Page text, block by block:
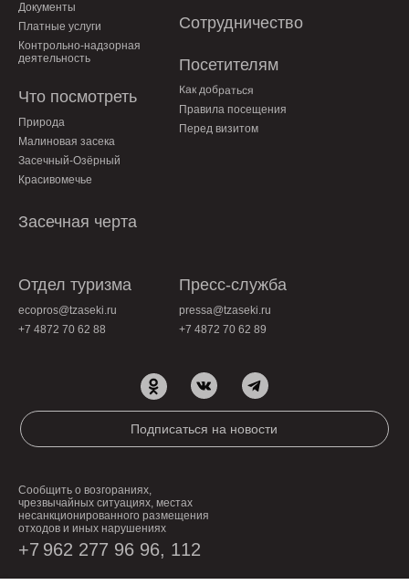
Документы
Платные услуги
Перед визитом
Правила посещения
Как добраться
Засечная черта
Сообщить о возгораниях,
чрезвычайных ситуациях, местах
несанкционированного размещения
отходов и иных нарушениях
+7 962 277 96 96, 112
Контрольно-надзорная
деятельность
Красивомечье
Засечный-Озёрный
Малиновая засека
Природа
Что посмотреть
Сотрудничество
Посетителям
+7 4872 70 62 88
ecopros@tzaseki.ru
Отдел туризма Пресс-служба
+7 4872 70 62 89
pressa@tzaseki.ru
Подписаться на новости